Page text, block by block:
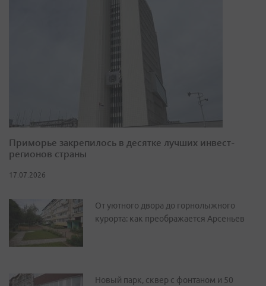
Приморье закрепилось в десятке лучших инвест-
регионов страны
17.07.2026
От уютного двора до горнолыжного
курорта: как преображается Арсеньев
Новый парк, сквер с фонтаном и 50